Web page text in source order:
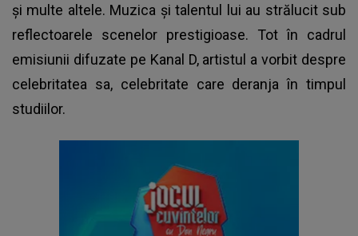
și multe altele. Muzica și talentul lui au strălucit sub
reflectoarele scenelor prestigioase. Tot în cadrul
emisiunii difuzate pe Kanal D, artistul a vorbit despre
celebritatea sa, celebritate care deranja în timpul
studiilor.